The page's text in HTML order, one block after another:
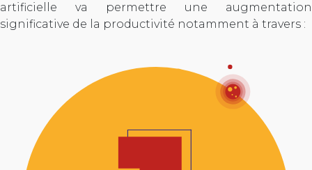
artificielle va permettre une augmentation
significative de la productivité notamment à travers :